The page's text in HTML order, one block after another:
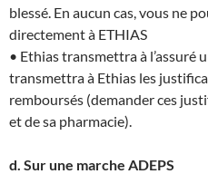
blessé. En aucun cas, vous ne
directement à ETHIAS
• Ethias transmettra à l’assuré
transmettra à Ethias les
remboursés (demander ces
et de sa pharmacie).
d. Sur une marche ADEPS